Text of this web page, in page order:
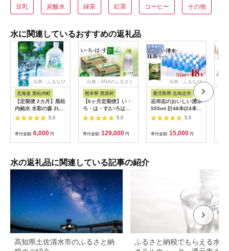
豆乳 炭酸水 緑茶 紅茶 コーヒー その他
水に関連しているおすすめの返礼品
出典：ふるなび
北海道 黒松内町
【定期便 2カ月】黒松
内銘水 水彩の森 2L×6
本（1箱）北海道 ミネ
ラルウォーター 天然
水 国産 国内 硬水 中
硬水 ナチュラル ミネ
ラル 天然水 アウトド
災 災害 備蓄
5.0
寄付金額: 6,000 円
出典：ANAのふるさと
熊本県 西原村
【6ヶ月定期便】い・
ろ・は・す(いろはす)
阿蘇の天然水
540mlPET×24本(2ケ
5.0
寄付金額: 129,000 円
出典：ふるなび
鹿児島県 志布志市
志布志のおいしい湧水
555ml 計48本(24本
×2ケース)・抹茶
(1g×10本) 水 ミネラ
ルウォーター 555ml
常温 常温保存 茶 お茶
抹茶 ペットボトル
5.0
寄付金額: 15,000 円
水の返礼品に関連している記事の紹介
高知県土佐清水市のふるさと納
ふるさと納税でもらえる水・